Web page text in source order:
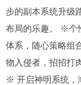
步的副本系统升级
布局的乐趣。 ※个
体系，随心策略组
物入侵者，招招打
※ 开启神明系统，